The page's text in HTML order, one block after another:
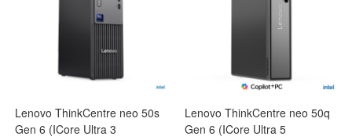
Lenovo ThinkCentre neo 50s
Gen 6 (ICore Ultra 3
Lenovo ThinkCentre neo 50q
Gen 6 (ICore Ultra 5